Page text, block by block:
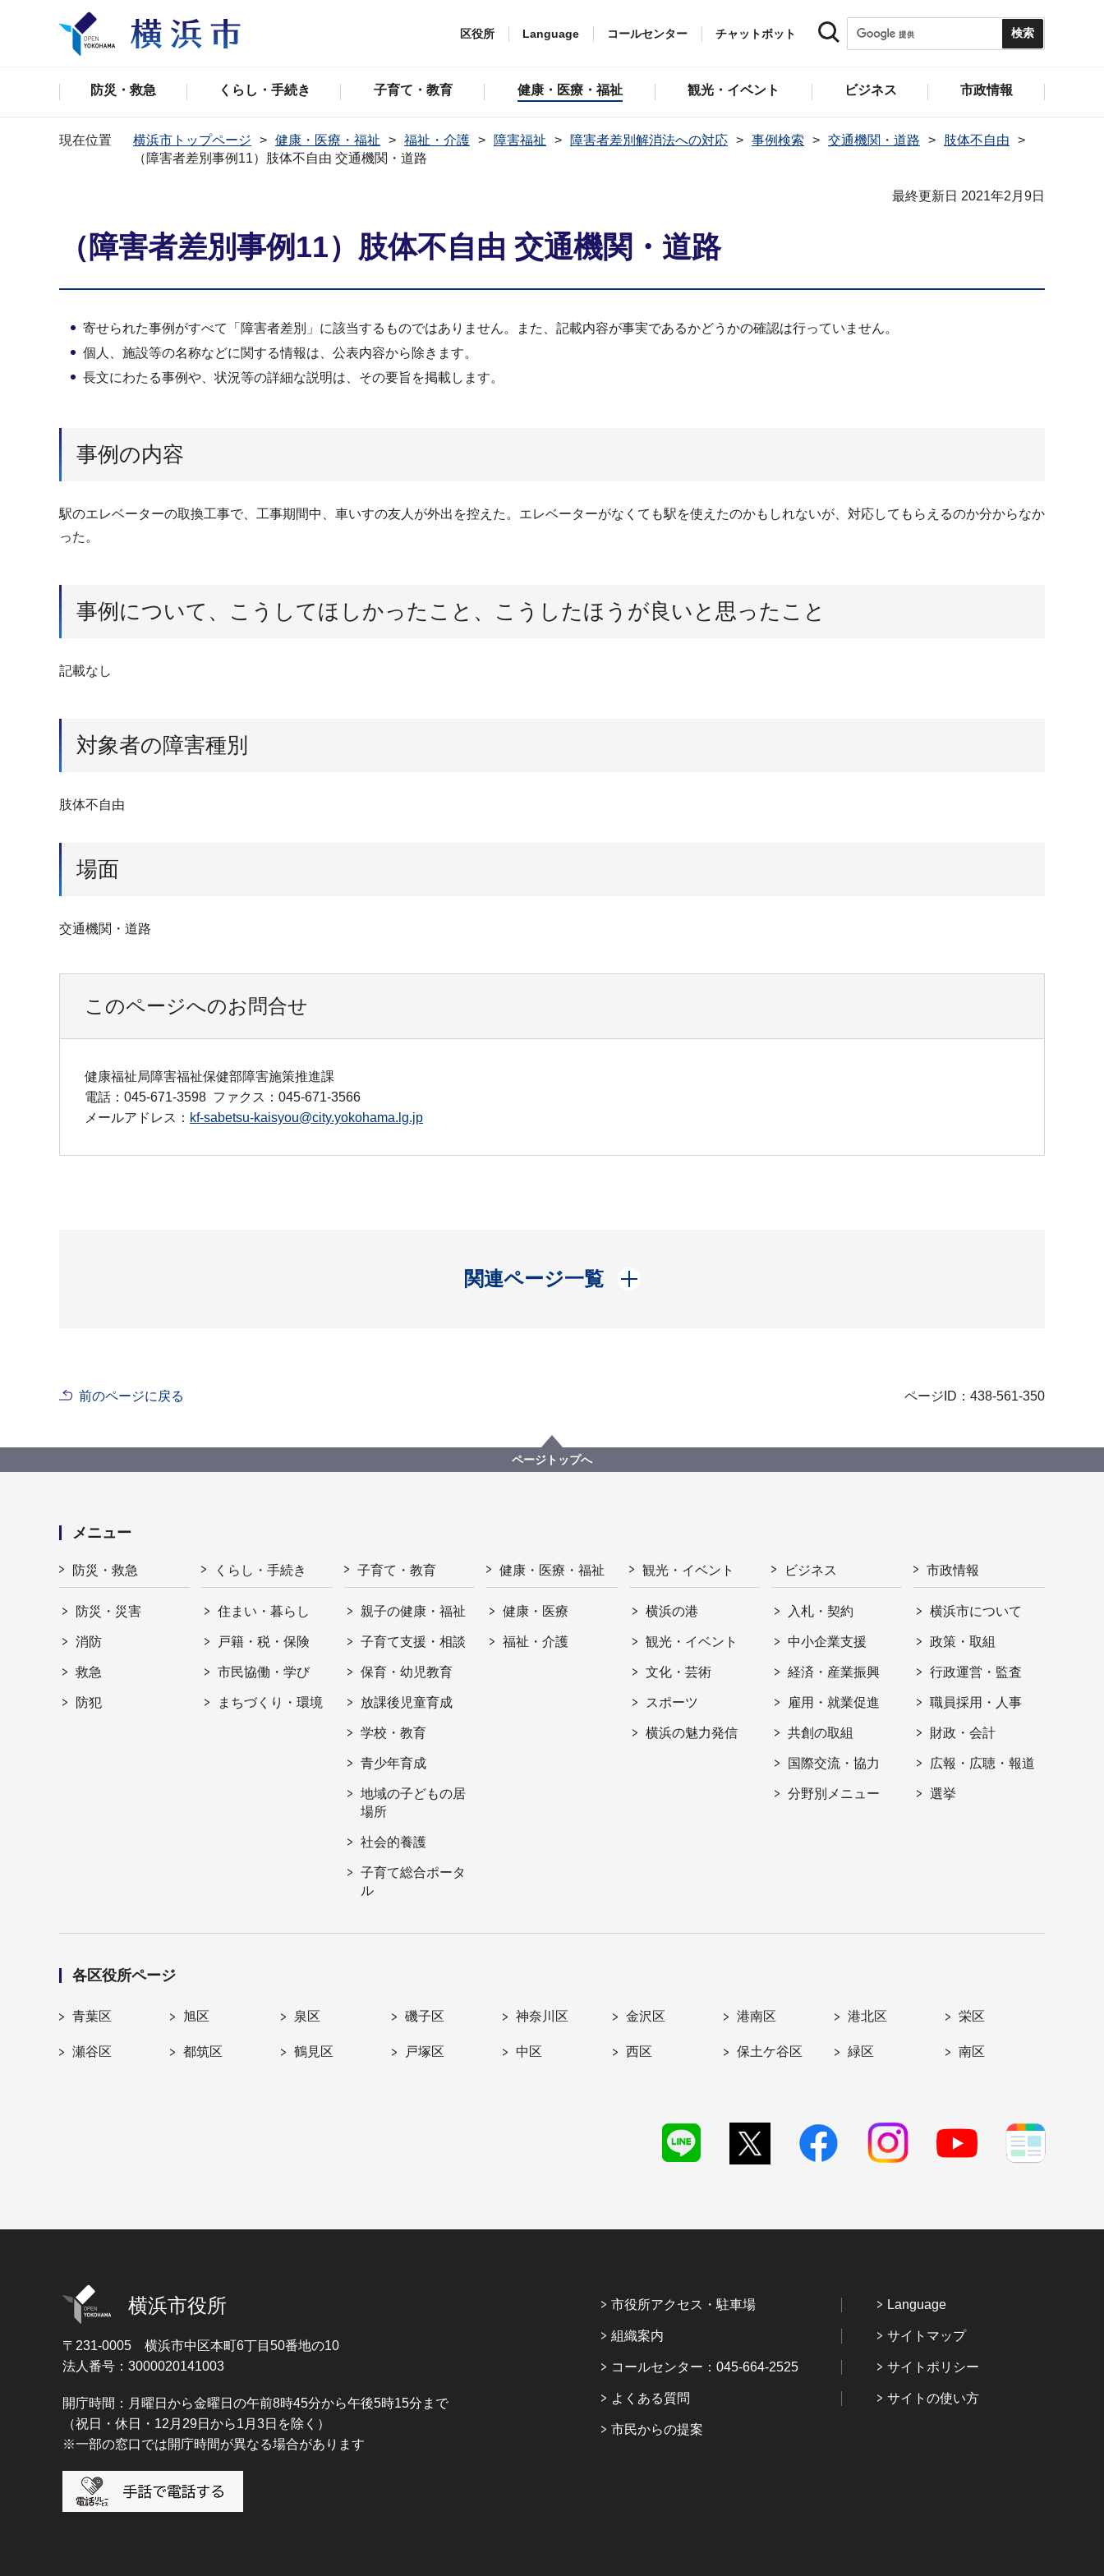
区役所 Language コールセンター チャットボット
防災・救急 くらし・手続き 子育て・教育 健康・医療・福祉 観光・イベント ビジネス 市政情報
現在位置 横浜市トップページ 健康・医療・福祉 福祉・介護 障害福祉 障害者差別解消法への対応 事例検索 交通機関・道路
肢体不自由
（障害者差別事例11）肢体不自由 交通機関・道路
最終更新日 2021年2月9日
（障害者差別事例11）肢体不自由 交通機関・道路
寄せられた事例がすべて「障害者差別」に該当するものではありません。また、記載内容が事実であるかどうかの確認は行っていません。
個人、施設等の名称などに関する情報は、公表内容から除きます。
長文にわたる事例や、状況等の詳細な説明は、その要旨を掲載します。
事例の内容
駅のエレベーターの取換工事で、工事期間中、車いすの友人が外出を控えた。エレベーターがなくても駅を使えたのかもしれないが、対応してもらえるのか分からなか
った。
事例について、こうしてほしかったこと、こうしたほうが良いと思ったこと
記載なし
対象者の障害種別
肢体不自由
場面
交通機関・道路
このページへのお問合せ
健康福祉局障害福祉保健部障害施策推進課
電話：045-671-3598 ファクス：045-671-3566
メールアドレス： kf-sabetsu-kaisyou@city.yokohama.lg.jp
関連ページ一覧
開く
前のページに戻る ページID：438-561-350
ページトップへ
メニュー
防災・救急
防災・災害
消防
救急
防犯
くらし・手続き
住まい・暮らし
戸籍・税・保険
市民協働・学び
まちづくり・環境
子育て・教育
親子の健康・福祉
子育て支援・相談
保育・幼児教育
放課後児童育成
学校・教育
青少年育成
地域の子どもの居
場所
社会的養護
子育て総合ポータ
ル
健康・医療・福祉
健康・医療
福祉・介護
観光・イベント
横浜の港
観光・イベント
文化・芸術
スポーツ
横浜の魅力発信
ビジネス
入札・契約
中小企業支援
経済・産業振興
雇用・就業促進
共創の取組
国際交流・協力
分野別メニュー
市政情報
横浜市について
政策・取組
行政運営・監査
職員採用・人事
財政・会計
広報・広聴・報道
選挙
各区役所ページ
青葉区 旭区 泉区 磯子区 神奈川区 金沢区 港南区 港北区 栄区
瀬谷区 都筑区 鶴見区 戸塚区 中区 西区 保土ケ谷区 緑区 南区
横浜市役所
〒231-0005 横浜市中区本町6丁目50番地の10
法人番号：3000020141003
開庁時間：月曜日から金曜日の午前8時45分から午後5時15分まで
（祝日・休日・12月29日から1月3日を除く）
※一部の窓口では開庁時間が異なる場合があります
市役所アクセス・駐車場
組織案内
コールセンター：045-664-2525
よくある質問
市民からの提案
Language
サイトマップ
サイトポリシー
サイトの使い方